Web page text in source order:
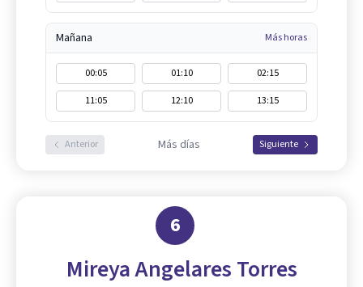
Mañana Más horas
00:05 01:10
02:15
11:05
12:10 13:15
Anterior Más días Siguiente
6
Mireya Angelares Torres